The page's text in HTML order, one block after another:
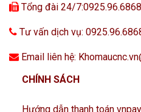
Tổng đài 24/
Tư vấn dịch vụ:
Email liên hệ:
CHÍNH SÁCH
Hướng dẫn thanh toán vnpay